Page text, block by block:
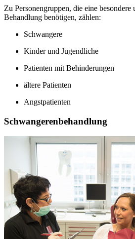
Zu Personengruppen, die eine besondere
Behandlung benötigen, zählen:
Schwangere
Kinder und Jugendliche
Patienten mit Behinderungen
ältere Patienten
Angstpatienten
Schwangerenbehandlung